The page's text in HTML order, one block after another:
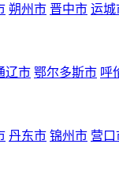
朔州市 晋中市 运城
辽市 鄂尔多斯市 呼
丹东市 锦州市 营口